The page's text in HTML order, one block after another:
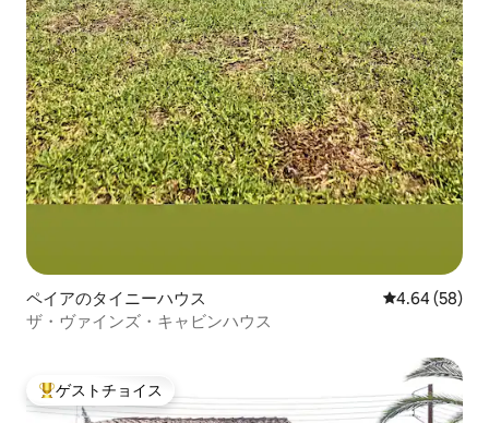
ペイアのタイニーハウス レビュー58
4.64 (58)
ザ・ヴァインズ・キャビンハウス
大好評のゲストチョイスです。
ゲストチョイス